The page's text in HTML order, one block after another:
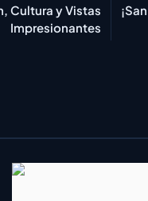
Cultura y Vistas
Impresionantes